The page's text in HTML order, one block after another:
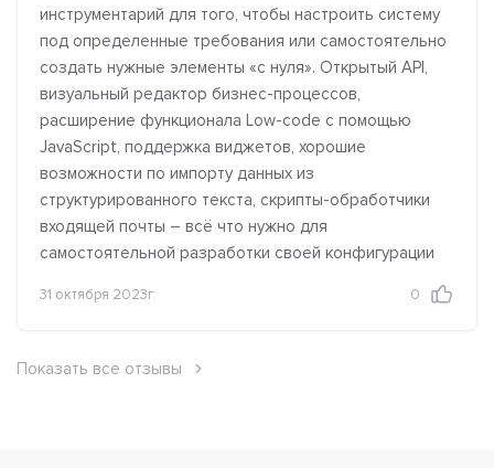
инструментарий для того, чтобы настроить систему
под определенные требования или самостоятельно
создать нужные элементы «с нуля». Открытый API,
визуальный редактор бизнес-процессов,
расширение функционала Low-сode с помощью
JavaScript, поддержка виджетов, хорошие
возможности по импорту данных из
структурированного текста, скрипты-обработчики
входящей почты – всё что нужно для
самостоятельной разработки своей конфигурации
31 октября 2023г. 0
Показать все отзывы